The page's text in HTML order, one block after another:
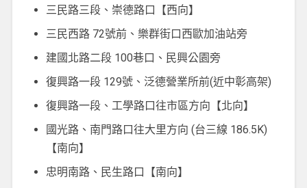
三民路三段、崇德路口【西向】
三民西路 72號前、樂群街口西歐加油站旁
建國北路二段 100巷口、民興公園旁
復興路一段 129號、泛德營業所前(近中彰高架)
復興路一段、工學路口往市區方向【北向】
國光路、南門路口往大里方向 (台三線 186.5K)
【南向】
忠明南路、民生路口【南向】